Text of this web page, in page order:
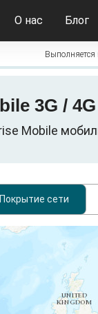
О нас Блог
Выполняется
3G /
Mobile
Покрытие сети